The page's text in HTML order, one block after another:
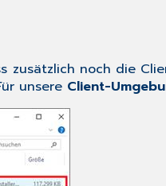
zusätzlich noch die
unsere Client-